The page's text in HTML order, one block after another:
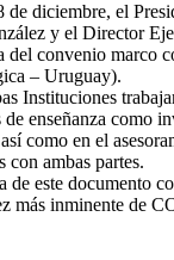
de diciembre, el
y el Director
del convenio marco
– Uruguay).
Instituciones
enseñanza como
como en el
con ambas partes.
de este documento
más inminente de